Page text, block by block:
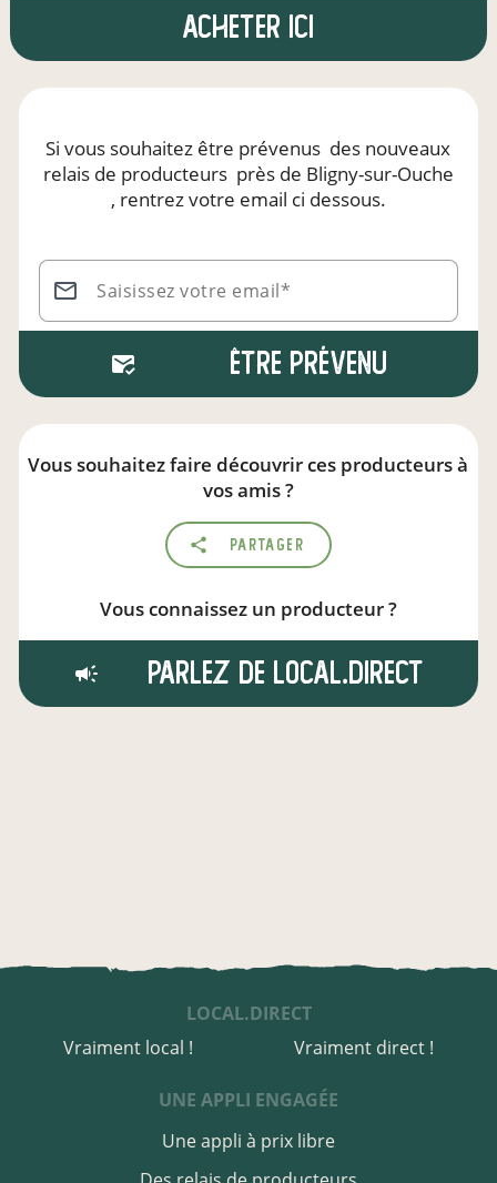
Acheter ici
Si vous souhaitez être prévenus des nouveaux
relais de producteurs près de Bligny-sur-Ouche
, rentrez votre email ci dessous.
Saisissez votre email*
Être prévenu
Vous souhaitez faire découvrir ces producteurs à
vos amis ?
Partager
Vous connaissez un producteur ?
Parlez de local.direct
LOCAL.DIRECT
Vraiment local !
Vraiment direct !
UNE APPLI ENGAGÉE
Une appli à prix libre